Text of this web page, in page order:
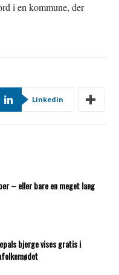
i en kommune, der
Linkedin
– eller bare en meget lang
bjerge vises gratis i